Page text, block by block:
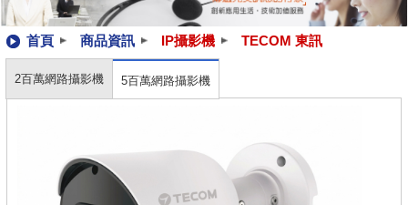
首頁 商品資訊 IP攝影機 TECOM 東訊
2百萬網路攝影機 5百萬網路攝影機